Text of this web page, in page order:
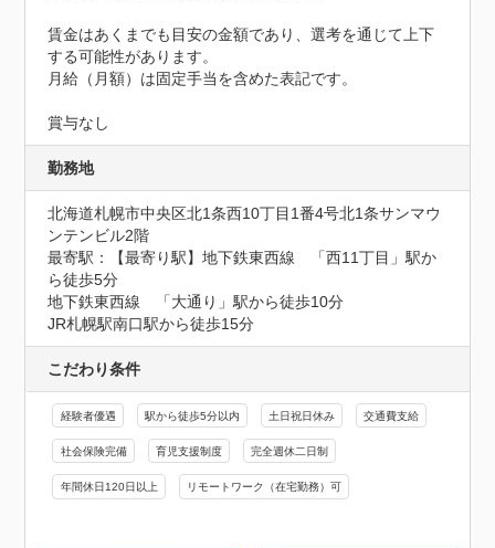
賃金はあくまでも目安の金額であり、選考を通じて上下
する可能性があります。
月給（月額）は固定手当を含めた表記です。
賞与なし
勤務地
北海道札幌市中央区北1条西10丁目1番4号北1条サンマウ
ンテンビル2階
最寄駅：【最寄り駅】地下鉄東西線　「西11丁目」駅か
ら徒歩5分
地下鉄東西線　「大通り」駅から徒歩10分
JR札幌駅南口駅から徒歩15分
こだわり条件
経験者優遇 駅から徒歩5分以内 土日祝日休み 交通費支給
社会保険完備 育児支援制度 完全週休二日制
年間休日120日以上 リモートワーク（在宅勤務）可